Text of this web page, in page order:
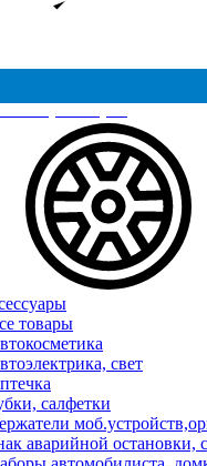
МинПромТорга
товары
свет
салфетки
аварийной остановки,